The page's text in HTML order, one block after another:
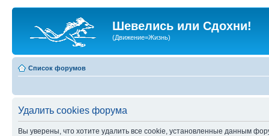
Шевелись или Сдохни!
(Движение=Жизнь)
Список форумов
Удалить cookies форума
Вы уверены, что хотите удалить все cookie, установленные данным